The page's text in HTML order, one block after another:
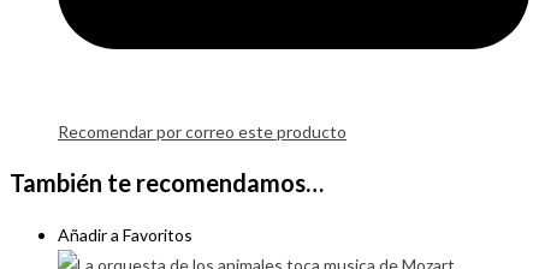
Recomendar por correo este producto
También te recomendamos…
Añadir a Favoritos